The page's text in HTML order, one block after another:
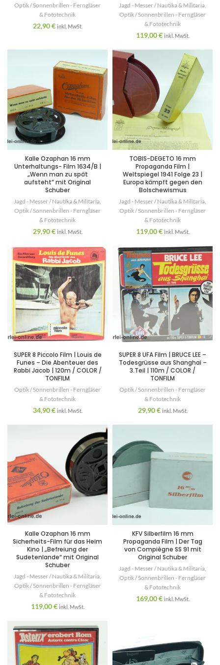
Optik / Sonnenbrillen - Ferngläser
& Fototechnik
22,90€ inkl. MwSt.
Jagd - Messer / Nautika & Militaria
Optik / Sonnenbrillen - Ferngläser
& Fototechnik
119,00€ inkl. MwSt.
Kalle Ozaphan 16 mm
Unterhaltungs- Film 1634/B |
„Wenn man zu spät
aufsteht“ mit Original
Schuber
Jagd - Messer / Nautika & Militaria
Optik / Sonnenbrillen - Ferngläser
& Fototechnik
29,90€ inkl. MwSt.
TOBIS-DEGETO 16 mm
Propaganda Film |
Weltspiegel 1941 Folge 23 |
Europa kämpft gegen den
Bolschewismus
Jagd - Messer / Nautika & Militaria
Optik / Sonnenbrillen - Ferngläser
& Fototechnik
119,00€ inkl. MwSt.
SUPER 8 Piccolo Film | Louis de
Funes – Die Abenteuer des
Rabbi Jacob | 120m / COLOR /
TONFILM
Optik / Sonnenbrillen - Ferngläser
& Fototechnik
34,90€ inkl. MwSt.
SUPER 8 UFA Film | BRUCE LEE –
Todesgrüsse aus Shanghai –
3.Teil | 110m / COLOR /
TONFILM
Optik / Sonnenbrillen - Ferngläser
& Fototechnik
29,90€ inkl. MwSt.
Kalle Ozaphan 16 mm
Sicherheits-Film für das Heim
Kino | „Befreiung der
Sudetenlande“ mit Original
Schuber
Jagd - Messer / Nautika & Militaria
Optik / Sonnenbrillen - Ferngläser
& Fototechnik
119,00€ inkl. MwSt.
KFV Silberfilm 16 mm
Propaganda Film | Der Tag
von Compiègne SS 91 mit
Original Schuber
Jagd - Messer / Nautika & Militaria
Optik / Sonnenbrillen - Ferngläser
& Fototechnik
169,00€ inkl. MwSt.